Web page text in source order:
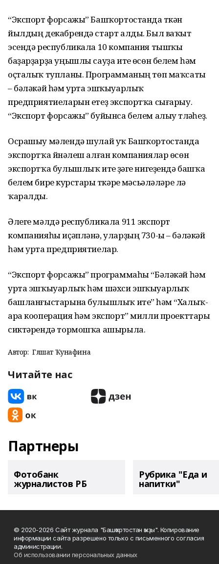
“Экспорт форсажы” Башҡортостанда үткән
йылдың декабрендә старт алды. Был ваҡыт
эсендә республикала 10 компания тышҡы
баҙарҙарҙа уңышлы сауҙа итеү өсөн белем һәм
оҫталыҡ тупланы. Программаның төп маҡсаты
– бәләкәй һәм урта эшҡыуарлыҡ
предприятиеларын етеҙ экспортҡа сығарыу.
“Экспорт форсажы” буйынса белем алыу түләүһеҙ.
Осрашыу мәлендә шулай уҡ Башҡортостанда
экспортҡа йүнәлеш алған компаниялар өсөн
экспортҡа булышлыҡ итеү үҙәге нигеҙендә башҡа
белем биреү курстары үткәреү мәсьәләләре лә
ҡаралды.
Әлеге мәлдә республикала 911 экспорт
компанияһы иҫәпләнә, уларҙың 730-ы – бәләкәй
һәм урта предприятиелар.
“Экспорт форсажы” программаһы “Бәләкәй һәм
урта эшҡыуарлыҡ һәм шәхси эшҡыуарлыҡ
башланғыстарына булышлыҡ итеү” һәм “Халыҡ-
ара кооперация һәм экспорт” милли проекттары
сиктәрендә тормошҡа ашырыла.
Автор: Гөлшат Ҡунафина
Читайте нас
Партнеры
Фотобанк
журналистов РБ
Рубрика "Еда и
напитки"
© 2020-2026 Сайт журнала "Башҡортостан ҡыҙы". Копирование
информации сайта разрешено только с письменного согласия
администрации.
Об использовании персональных данных